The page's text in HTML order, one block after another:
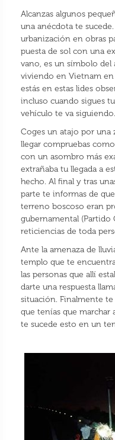
Alcanzas algunos
una anécdota te
urbanización en obras
puesta de sol con una
vano, es un símbolo
viviendo en Vietnam
estás en estas lides
incluso cuando sigues
vehículo te va siguiendo.
Coges un atajo por una
llegar compruebas
con un asombro más
extrañaba tu llegada a
hecho. Al final y tras
parte te informas de
terreno boscoso eran
gubernamental (Partido
reticiencias de toda
Ante la amenaza de
templo que te
las personas que allí
darte una respuesta
situación. Finalmente
que tenías que marchar
te sucede esto en un